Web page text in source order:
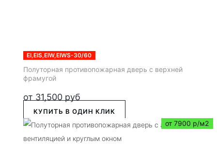
EI,EIS,EIW,EIWS-30/60
Полуторная противопожарная дверь с верхней
фрамугой
от 31,500 руб
КУПИТЬ В ОДИН КЛИК
от 7900 р/м2